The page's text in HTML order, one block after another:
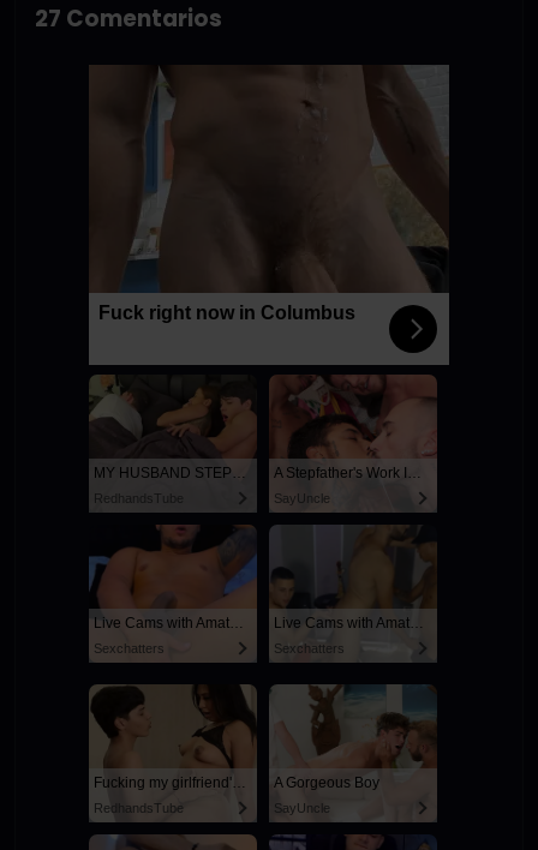
27 Comentarios
Fuck right now in Columbus
MY HUSBAND STEPSON MISTAKENLY GIVES ME IN THE ASS
RedhandsTube
A Stepfather's Work Is Never Done
SayUncle
Live Cams with Amateur Men
Sexchatters
Live Cams with Amateur Men
Sexchatters
Fucking my girlfriend's hot mommy by mistake
RedhandsTube
A Gorgeous Boy
SayUncle